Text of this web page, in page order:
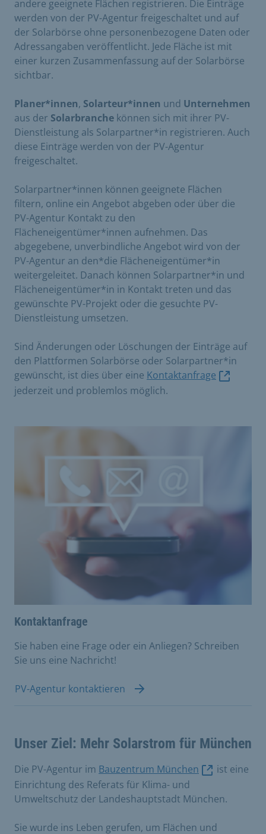
andere geeignete Flächen registrieren. Die Einträge
werden von der PV-Agentur freigeschaltet und auf
der Solarbörse ohne personenbezogene Daten oder
Adressangaben veröffentlicht. Jede Fläche ist mit
einer kurzen Zusammenfassung auf der Solarbörse
sichtbar.
Planer*innen, Solarteur*innen und Unternehmen
aus der Solarbranche können sich mit ihrer PV-
Dienstleistung als Solarpartner*in registrieren. Auch
diese Einträge werden von der PV-Agentur
freigeschaltet.
Solarpartner*innen können geeignete Flächen
filtern, online ein Angebot abgeben oder über die
PV-Agentur Kontakt zu den
Flächeneigentümer*innen aufnehmen. Das
abgegebene, unverbindliche Angebot wird von der
PV-Agentur an den*die Flächeneigentümer*in
weitergeleitet. Danach können Solarpartner*in und
Flächeneigentümer*in in Kontakt treten und das
gewünschte PV-Projekt oder die gesuchte PV-
Dienstleistung umsetzen.
Sind Änderungen oder Löschungen der Einträge auf
den Plattformen Solarbörse oder Solarpartner*in
gewünscht, ist dies über eine Kontaktanfrage
jederzeit und problemlos möglich.
Kontaktanfrage
Sie haben eine Frage oder ein Anliegen? Schreiben
Sie uns eine Nachricht!
PV-Agentur kontaktieren
Unser Ziel: Mehr Solarstrom für München
Die PV-Agentur im Bauzentrum München
ist eine
Einrichtung des Referats für Klima- und
Umweltschutz der Landeshauptstadt München.
Sie wurde ins Leben gerufen, um Flächen und